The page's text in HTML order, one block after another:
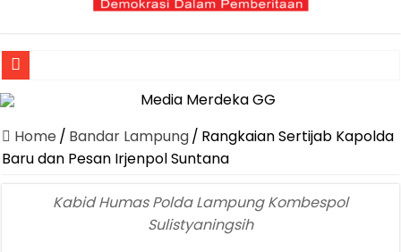
Jasa Raharja Serahkan Santunan kepada Ahli Waris Korban
Dirut Jasa Raharja Dampingi Wamenhub Tinjau Penanganan
Pastikan Pelayanan Maksimal, Direksi Jasa Raharja Tinjau Korban
Jasa Raharja Jamin Seluruh Korban Kebakaran KM Mutiara
Home / Bandar Lampung/ Rangkaian Sertijab Kapolda
Baru dan Pesan Irjenpol Suntana
Kabid Humas Polda Lampung Kombespol
Sulistyaningsih